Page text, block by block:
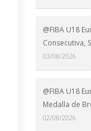
@FIBA U18
Consecutiva,
03/08/2026
@FIBA U18
Medalla de
02/08/2026